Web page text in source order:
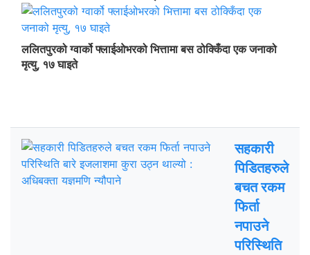
ललितपुरको ग्वार्को फ्लाईओभरको भित्तामा बस ठोक्किँदा एक जनाको
मृत्यु, १७ घाइते
सहकारी
पिडितहरुले
बचत रकम
फिर्ता
नपाउने
परिस्थिति